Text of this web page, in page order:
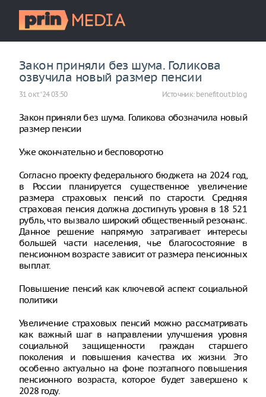
Закон приняли без шума. Голикова
озвучила новый размер пенсии
31 окт. ‘24 03:50 Источник: benefitout.blog
Закон приняли без шума. Голикова обозначила новый
размер пенсии
Уже окончательно и бесповоротно
Согласно проекту федерального бюджета на 2024 год,
в России планируется существенное увеличение
размера страховых пенсий по старости. Средняя
страховая пенсия должна достигнуть уровня в 18 521
рубль, что вызвало широкий общественный резонанс.
Данное решение напрямую затрагивает интересы
большей части населения, чье благосостояние в
пенсионном возрасте зависит от размера пенсионных
выплат.
Повышение пенсий как ключевой аспект социальной
политики
Увеличение страховых пенсий можно рассматривать
как важный шаг в направлении улучшения уровня
социальной защищенности граждан старшего
поколения и повышения качества их жизни. Это
особенно актуально на фоне поэтапного повышения
пенсионного возраста, которое будет завершено к
2028 году.